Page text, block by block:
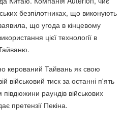
безпілотниках, що виконують
що угода в кінцевому
цієї технології в
керований Тайвань як свою
військовий тиск за останні п'ять
раундів військових
претензії Пекіна.